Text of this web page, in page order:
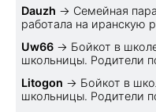
Dauzh → Семейная
работала на иранскую
Uw66 → Бойкот в
школьницы. Родители
Litogon → Бойкот в
школьницы. Родители